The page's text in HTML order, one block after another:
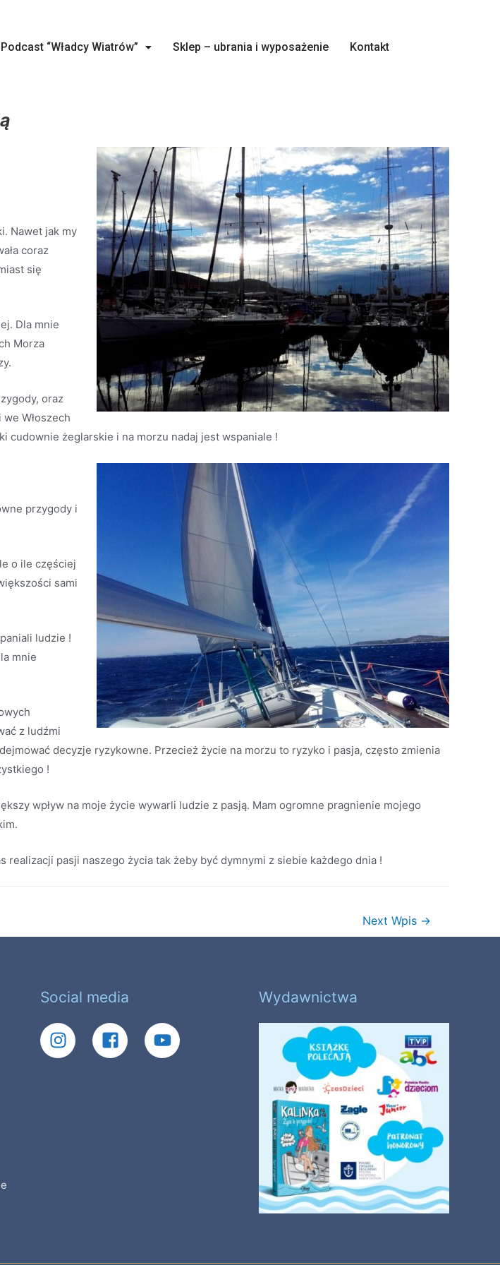
Podcast “Władcy Wiatrów” Sklep – ubrania i wyposażenie Kontakt
Nawet jak my
coraz
się
Dla mnie
Morza
oraz
Włoszech
cudownie żeglarskie i na morzu nadaj jest wspaniale !
przygody i
o ile częściej
sami
ludzie !
mnie
z ludźmi
decyzje ryzykowne. Przecież życie na morzu to ryzyko i pasja, często zmienia
!
wpływ na moje życie wywarli ludzie z pasją. Mam ogromne pragnienie mojego
realizacji pasji naszego życia tak żeby być dymnymi z siebie każdego dnia !
Next Wpis →
Social media Wydawnictwa